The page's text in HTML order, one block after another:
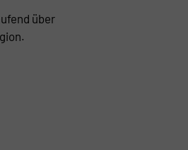
über